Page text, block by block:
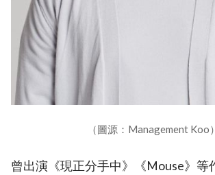
（圖源：Management Koo）
曾出演《現正分手中》《Mouse》等